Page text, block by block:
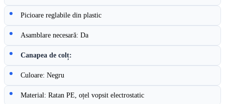
Picioare reglabile din plastic
Asamblare necesară: Da
Canapea de colț:
Culoare: Negru
Material: Ratan PE, oțel vopsit electrostatic